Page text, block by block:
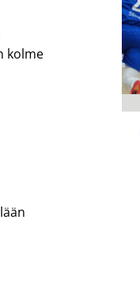
kolme